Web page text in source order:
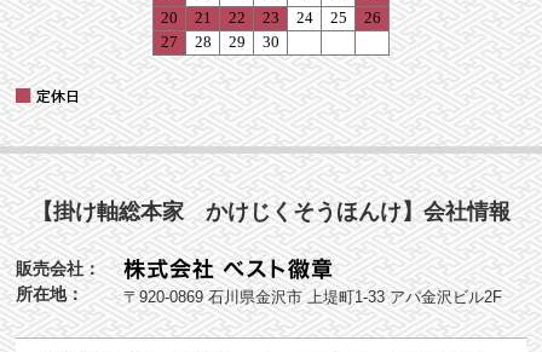
【掛け軸総本家 かけじくそうほんけ】会社情報
販売会社：
所在地：
〒920-0869 石川県金沢市 上堤町1-33 アパ金沢ビル2F